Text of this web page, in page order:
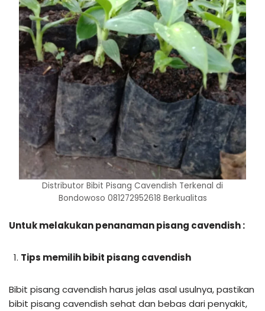
Distributor Bibit Pisang Cavendish Terkenal di
Bondowoso 081272952618 Berkualitas
Untuk melakukan penanaman pisang cavendish :
Tips memilih bibit pisang cavendish
Bibit pisang cavendish harus jelas asal usulnya, pastikan
bibit pisang cavendish sehat dan bebas dari penyakit,